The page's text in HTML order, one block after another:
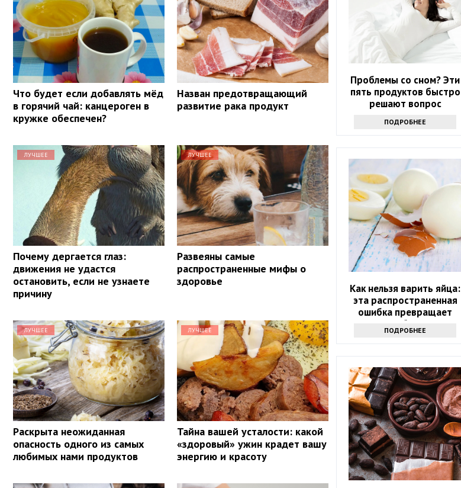
Что будет если добавлять мёд
в горячий чай: канцероген в
кружке обеспечен?
Назван предотвращающий
развитие рака продукт
ЛУЧШЕЕ
Почему дергается глаз:
движения не удастся
остановить, если не узнаете
причину
ЛУЧШЕЕ
Развеяны самые
распространенные мифы о
здоровье
ЛУЧШЕЕ
Раскрыта неожиданная
опасность одного из самых
любимых нами продуктов
ЛУЧШЕЕ
Тайна вашей усталости: какой
«здоровый» ужин крадет вашу
энергию и красоту
Проблемы со сном? Эти
пять продуктов быстро
решают вопрос
ПОДРОБНЕЕ
Как нельзя варить яйца:
эта распространенная
ошибка превращает
полезное блюдо в яд
ПОДРОБНЕЕ